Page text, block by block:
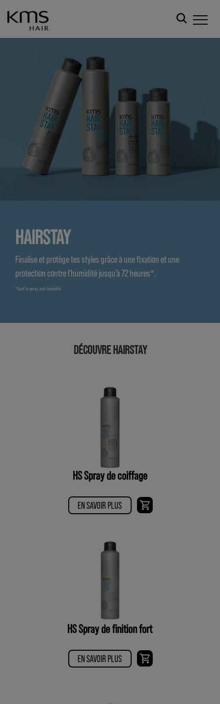
HAIRSTAY
Finalise et protège tes styles grâce à une fixation et une
protection contre l'humidité jusqu'à 72 heures*.
*Sauf le spray anti-humidité
DÉCOUVRE HAIRSTAY
HS Spray de coiffage
EN SAVOIR PLUS
HS Spray de finition fort
EN SAVOIR PLUS